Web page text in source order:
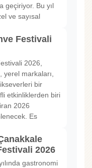
geçiriyor. Bu yıl
ve sayısal
Festivali
2026,
yerel markaları,
bir
etkinliklerden biri
2026
Es
2026
gastronomi